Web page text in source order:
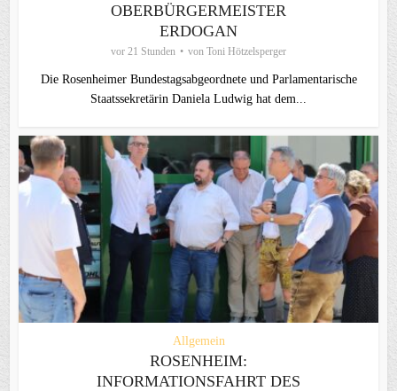
OBERBÜRGERMEISTER
ERDOGAN
vor 21 Stunden von Toni Hötzelsperger
Die Rosenheimer Bundestagsabgeordnete und Parlamentarische
Staatssekretärin Daniela Ludwig hat dem...
Allgemein
ROSENHEIM:
INFORMATIONSFAHRT DES